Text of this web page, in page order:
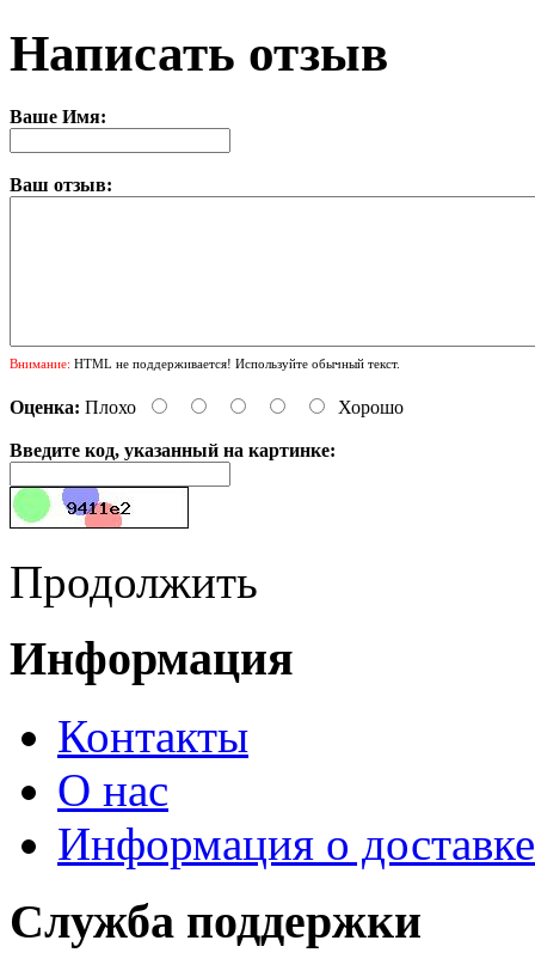
Написать отзыв
Ваше Имя:
Ваш отзыв:
Внимание: HTML не поддерживается! Используйте обычный текст.
Оценка: Плохо Хорошо
Введите код, указанный на картинке:
Продолжить
Информация
Контакты
О нас
Информация о доставке
Служба поддержки